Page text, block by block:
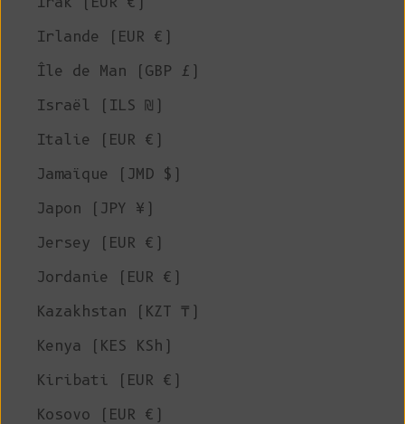
Irlande (EUR €)
Île de Man (GBP £)
Israël (ILS ₪)
Italie (EUR €)
Jamaïque (JMD $)
Japon (JPY ¥)
Jersey (EUR €)
Jordanie (EUR €)
Kazakhstan (KZT ₸)
Kenya (KES KSh)
Kiribati (EUR €)
Kosovo (EUR €)